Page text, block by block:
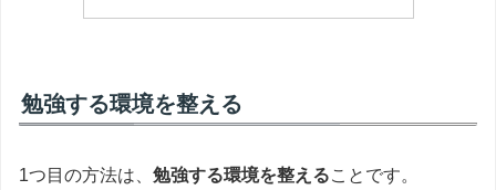
勉強する環境を整える
1つ目の方法は、 勉強する環境を整えることです。